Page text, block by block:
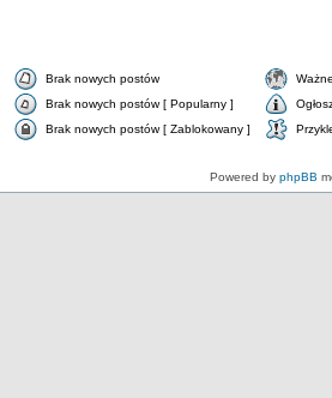
Brak nowych postów
Brak nowych postów [ Popularny ]
Brak nowych postów [ Zablokowany ]
Powered by phpBB